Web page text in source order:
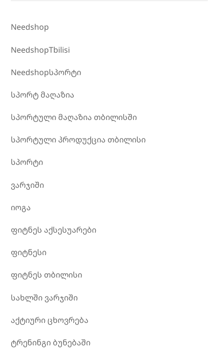
Needshop
NeedshopTbilisi
Needshopსპორტი
სპორტ მაღაზია
სპორტული მაღაზია თბილისში
სპორტული პროდუქცია თბილისი
სპორტი
ვარჯიში
იოგა
ფიტნეს აქსესუარები
ფიტნესი
ფიტნეს თბილისი
სახლში ვარჯიში
აქტიური ცხოვრება
ტრენინგი ბუნებაში